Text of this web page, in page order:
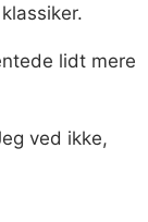
lidt mere
ved ikke,